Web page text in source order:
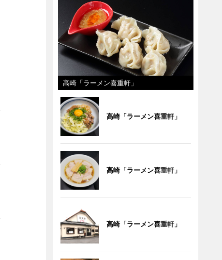
高崎「ラーメン喜重軒」
高崎「ラーメン喜重軒」
高崎「ラーメン喜重軒」
高崎「ラーメン喜重軒」